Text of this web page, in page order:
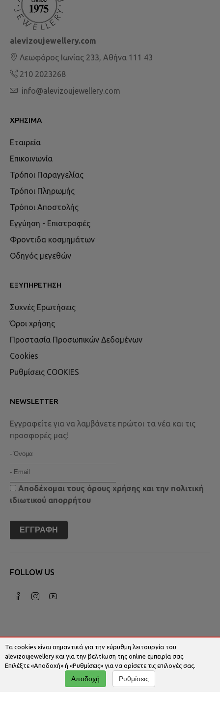
alevizoujewellery.com
Λεωφόρος Ιωνίας 233, Αθήνα 111 43
210 2023268
info@alevizoujewellery.com
ΧΡΉΣΙΜΑ
Εταιρεία
Επικοινωνία
Τρόποι Παραγγελίας
Τρόποι Πληρωμής
Τρόποι Αποστολής
Εγγύηση - Επιστροφές
Φροντιδα κοσμημάτων
Οδηγός μεγεθών
ΕΞΥΠΗΡΈΤΗΣΗ
Συχνές Ερωτήσεις
Όροι χρήσης
Προστασία Προσωπικών Δεδομένων
Cookies
Ρυθμίσεις COOKIES
NEWSLETTER
Εγγραφείτε για να λαμβάνετε πρώτοι τα νέα και τις
προσφορές μας!
Αποδέχομαι τους όρους χρήσης και την πολιτική
ιδιωτικού απορρήτου
ΕΓΓΡΑΦΉ
FOLLOW US
© 2026 Alevizoujewellery.com | Κατασκευή
Ιστοσελίδων - Www.qualityweb.gr
Τα cookies είναι σημαντικά για την εύρυθμη λειτουργία του
alevizoujewellery και για την βελτίωση της online εμπειρία σας.
Επιλέξτε «Αποδοχή» ή «Ρυθμίσεις» για να ορίσετε τις επιλογές σας.
Αποδοχή Ρυθμίσεις